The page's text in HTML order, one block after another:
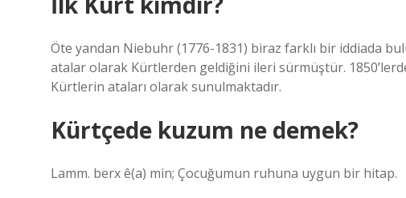
Öte yandan Niebuhr (1776-1831) biraz farklı bir iddiada
atalar olarak Kürtlerden geldiğini ileri sürmüştür.
Kürtlerin ataları olarak sunulmaktadır.
Kürtçede kuzum ne demek?
Lamm. berx ê(a) min; Çocuğumun ruhuna uygun bir hitap.